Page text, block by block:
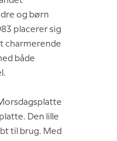
og børn
placerer sig
charmerende
både
Den lille
til brug. Med